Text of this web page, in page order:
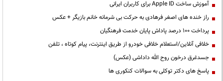
آموزش ساخت Apple ID برای کاربران ایرانی
راز خنده های اصغر فرهادی به حرکت بی شرمانه خانم بازیگر + عکس
پرداخت ۱۰۰ درصد پاداش پایان خدمت فرهنگیان
خلافی آنلاین/استعلام خلافی خودرو از طریق اینترنت، پیام کوتاه ، تلفن
جسدغرق درخون روح الله داداشی (عکس)
پاسخ های دکتر توکلی به سوالات کنکوری ها